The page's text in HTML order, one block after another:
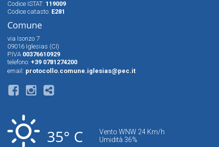
Codice ISTAT: 119009
Codice catasto: E281
Comune
via Isonzo 7
09016 Iglesias (CI)
P.IVA 00376610929
telefono: +39 0781274200
email: protocollo.comune.iglesias@pec.it
35° C
Vento WNW 24 Km/h
Umidità 36%